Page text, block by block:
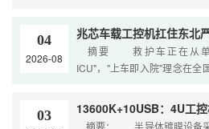
04
2026-08
摘要 救护车正在从单
ICU"，"上车即入院"理念在全
03
摘要： 半导体镀膜设备采